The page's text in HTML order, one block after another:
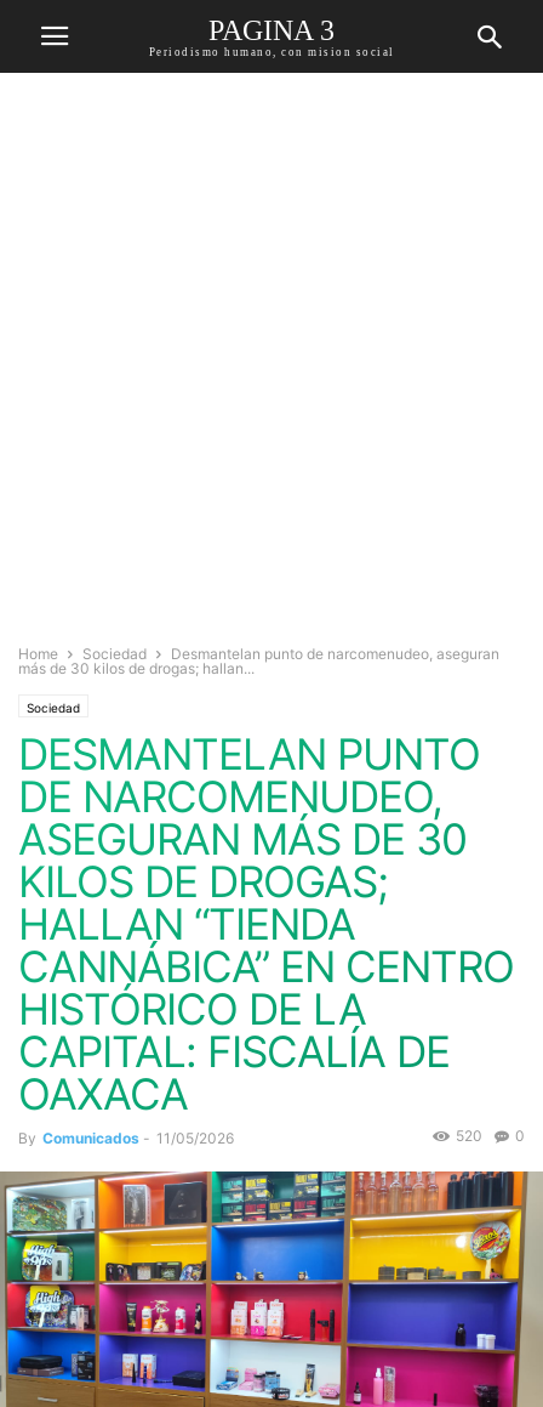
PAGINA 3
Periodismo humano, con mision social
Home Sociedad
Desmantelan punto de narcomenudeo, aseguran
más de 30 kilos de drogas; hallan...
Sociedad
DESMANTELAN PUNTO
DE NARCOMENUDEO,
ASEGURAN MÁS DE 30
KILOS DE DROGAS;
HALLAN “TIENDA
CANNÁBICA” EN CENTRO
HISTÓRICO DE LA
CAPITAL: FISCALÍA DE
OAXACA
By Comunicados - 11/05/2026 0
520